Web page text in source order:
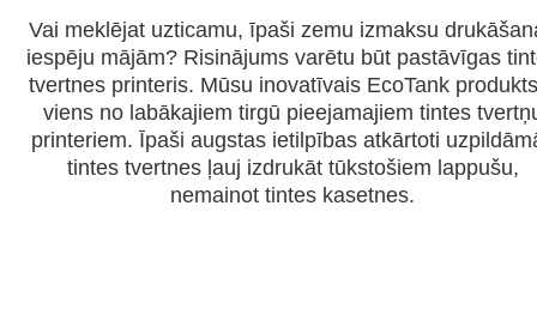
Vai meklējat uzticamu, īpaši zemu izmaksu
iespēju mājām? Risinājums varētu būt pastāvīgas
tvertnes printeris. Mūsu inovatīvais EcoTank
viens no labākajiem tirgū pieejamajiem tintes
printeriem. Īpaši augstas ietilpības atkārtoti
tintes tvertnes ļauj izdrukāt tūkstošiem lappušu,
nemainot tintes kasetnes.